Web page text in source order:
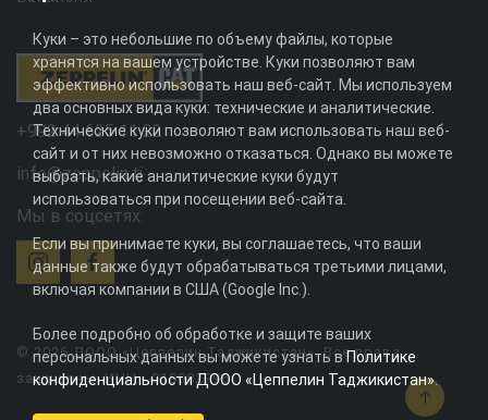
+992 44 625 11 22
info@zeppelin.tj
Мы в соцсетях:
© 2026 ДООО «Цеппелин Таджикистан». Все права
защищены. ИНН - 010082996
Куки – это небольшие по объему файлы, которые
хранятся на вашем устройстве. Куки позволяют вам
эффективно использовать наш веб-сайт. Мы используем
два основных вида куки: технические и аналитические.
Технические куки позволяют вам использовать наш веб-
сайт и от них невозможно отказаться. Однако вы можете
выбрать, какие аналитические куки будут
использоваться при посещении веб-сайта.
Если вы принимаете куки, вы соглашаетесь, что ваши
данные также будут обрабатываться третьими лицами,
включая компании в США (Google Inc.).
Более подробно об обработке и защите ваших
персональных данных вы можете узнать вПолитике
конфиденциальности ДООО «Цеппелин Таджикистан».